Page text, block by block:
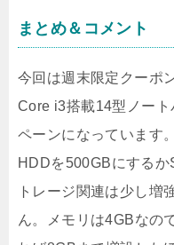
まとめ＆コメント
今回は週末限定クーポ
Core i3搭載14型ノー
ペーンになっています
HDDを500GBにする
トレージ関連は少し増
ん。メモリは4GBなの